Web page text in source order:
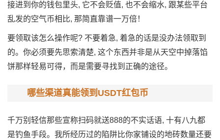
接进到你的钱包里头, 它不会贬值, 也不会缩水, 跟某些平台
乱发的空气币相比, 那简直靠谱一万倍！
要领取该怎么操作呢? 不要着急, 着急的话是没办法领取到
的。你必须要先思索清楚, 这个东西并非是从天空中掉落馅
饼那样轻易可得，而是需要寻找到正确的途径。
哪些渠道真能领到USDT红包币
千万别轻信那些宣称扫码就送888的不实话语, 十有八九都
是钓鱼手段。我所经历过的陷阱比你家铺设的地砖数量还要